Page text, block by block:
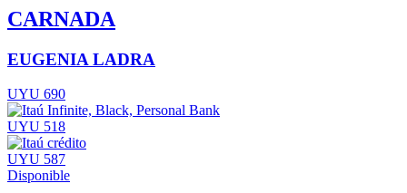
CARNADA
EUGENIA LADRA
UYU 690
UYU 518
UYU 587
Disponible